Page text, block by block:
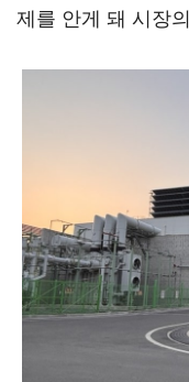
제를 안게 돼 시장